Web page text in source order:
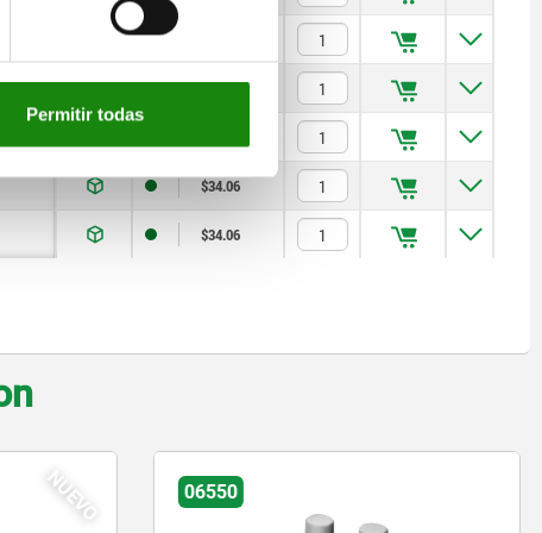
Permitir todas
$34.06
$34.06
$34.06
06648-01